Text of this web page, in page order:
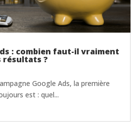
: combien faut-il vraiment
résultats ?
Google Ads, la première
est : quel...